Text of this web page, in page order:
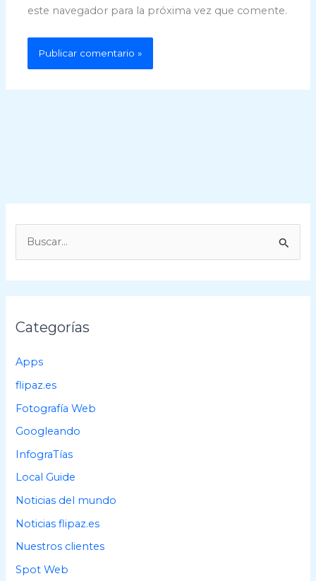
este navegador para la próxima vez que comente.
c
r
p
Categorías
Apps
flipaz.es
Fotografía Web
Googleando
InfograTías
Local Guide
Noticias del mundo
Noticias flipaz.es
Nuestros clientes
Spot Web